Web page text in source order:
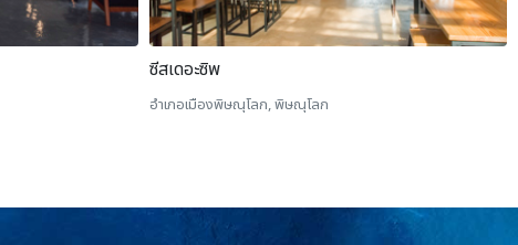
ซีสเดอะซิพ
อำเภอเมืองพิษณุโลก, พิษณุโลก